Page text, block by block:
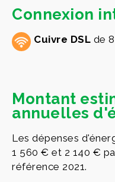
Connexion
Cuivre DSL de
Montant
annuelles
Les dépenses
1 560 € et 2 140 €
référence 2021.